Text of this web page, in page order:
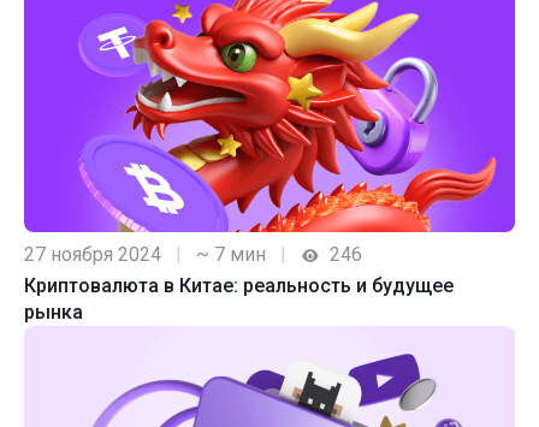
27 ноября 2024 | ~ 7 мин |
246
Криптовалюта в Китае: реальность и будущее
рынка